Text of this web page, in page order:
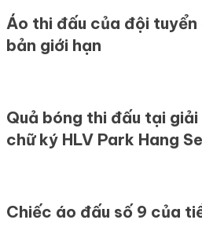
Áo thi đấu của đội tuyển
bản giới hạn
Quả bóng thi đấu tại
chữ ký HLV Park Hang
Chiếc áo đấu số 9 của